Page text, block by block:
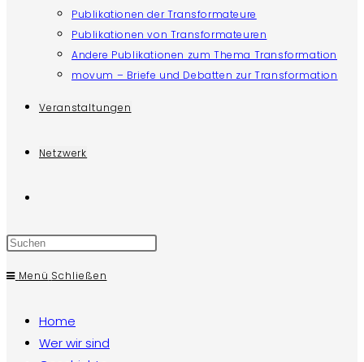
Publikationen der Transformateure
Publikationen von Transformateuren
Andere Publikationen zum Thema Transformation
movum – Briefe und Debatten zur Transformation
Veranstaltungen
Netzwerk
Suche
Menü Schließen
Home
Wer wir sind